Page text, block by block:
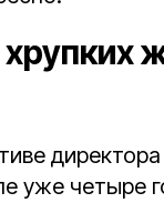
уже четыре